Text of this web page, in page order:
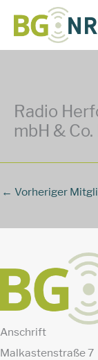
Inhalt
springen
Radio
mbH & Co.
← Vorheriger
Anschrift
Malkastenstraße 7